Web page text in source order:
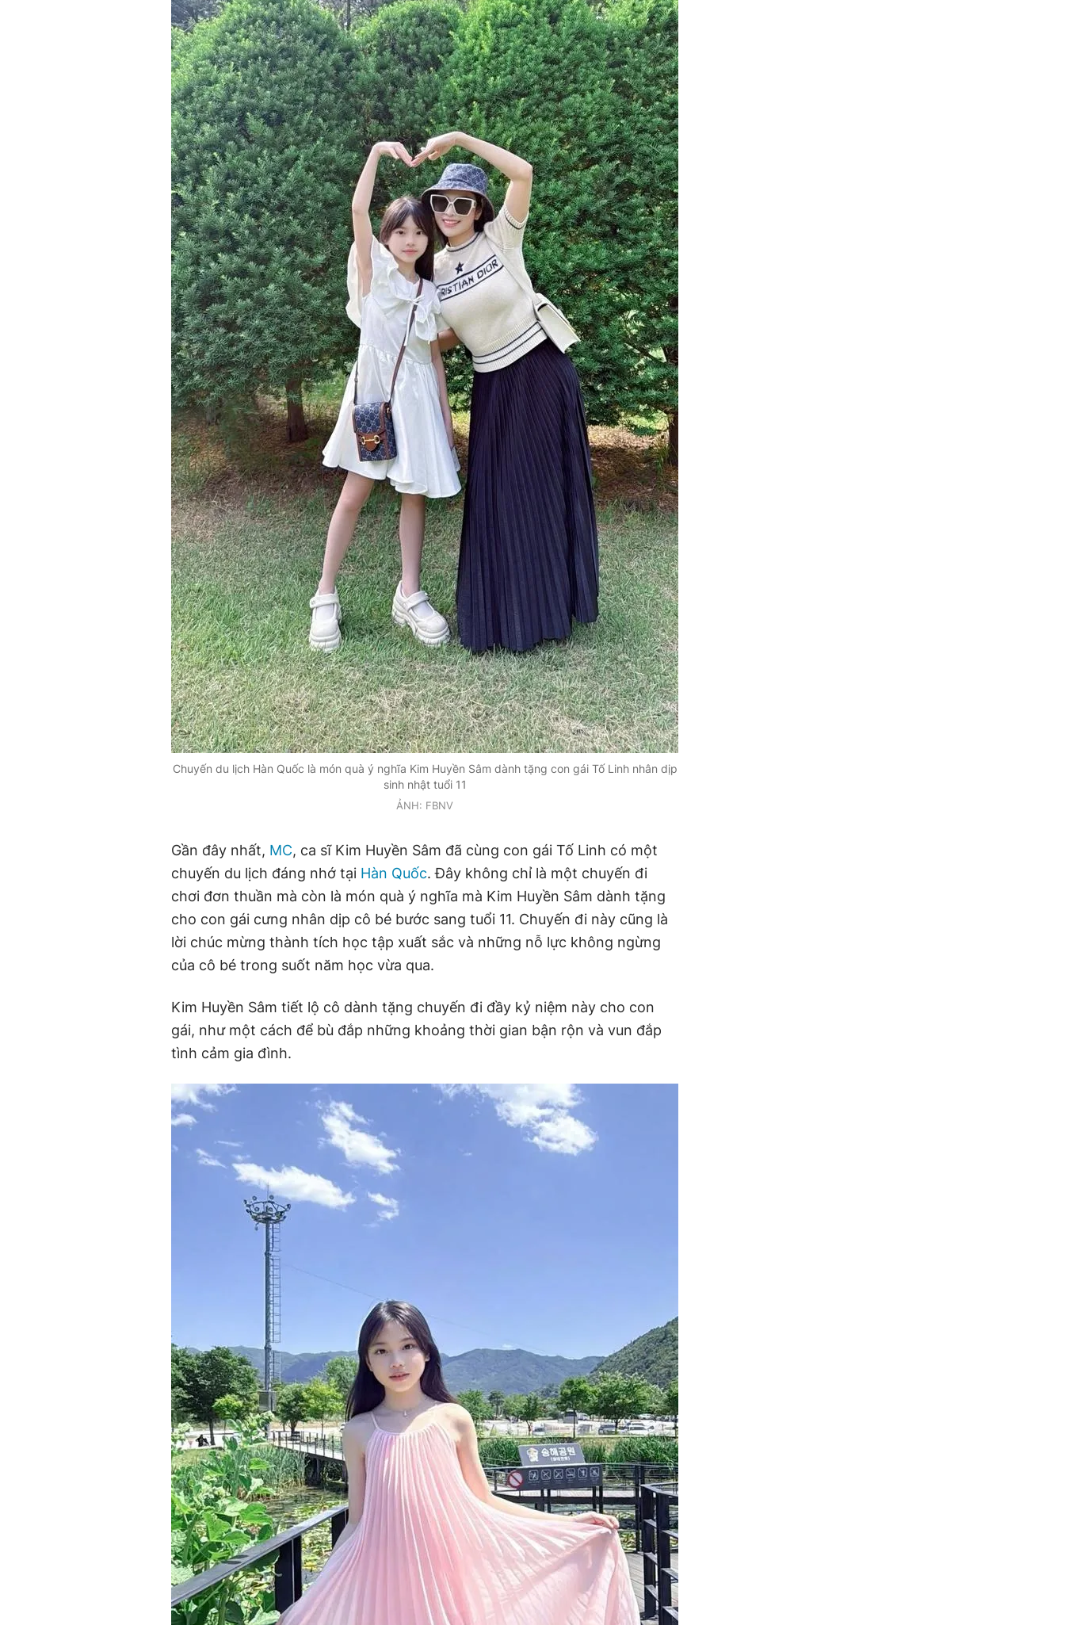
Chuyến du lịch Hàn Quốc là món quà ý nghĩa Kim Huyền Sâm dành tặng con gái Tố Linh nhân dịp
sinh nhật tuổi 11
ẢNH: FBNV
Gần đây nhất, MC, ca sĩ Kim Huyền Sâm đã cùng con gái Tố Linh có một
chuyến du lịch đáng nhớ tại Hàn Quốc. Đây không chỉ là một chuyến đi
chơi đơn thuần mà còn là món quà ý nghĩa mà Kim Huyền Sâm dành tặng
cho con gái cưng nhân dịp cô bé bước sang tuổi 11. Chuyến đi này cũng là
lời chúc mừng thành tích học tập xuất sắc và những nỗ lực không ngừng
của cô bé trong suốt năm học vừa qua.
Kim Huyền Sâm tiết lộ cô dành tặng chuyến đi đầy kỷ niệm này cho con
gái, như một cách để bù đắp những khoảng thời gian bận rộn và vun đắp
tình cảm gia đình.